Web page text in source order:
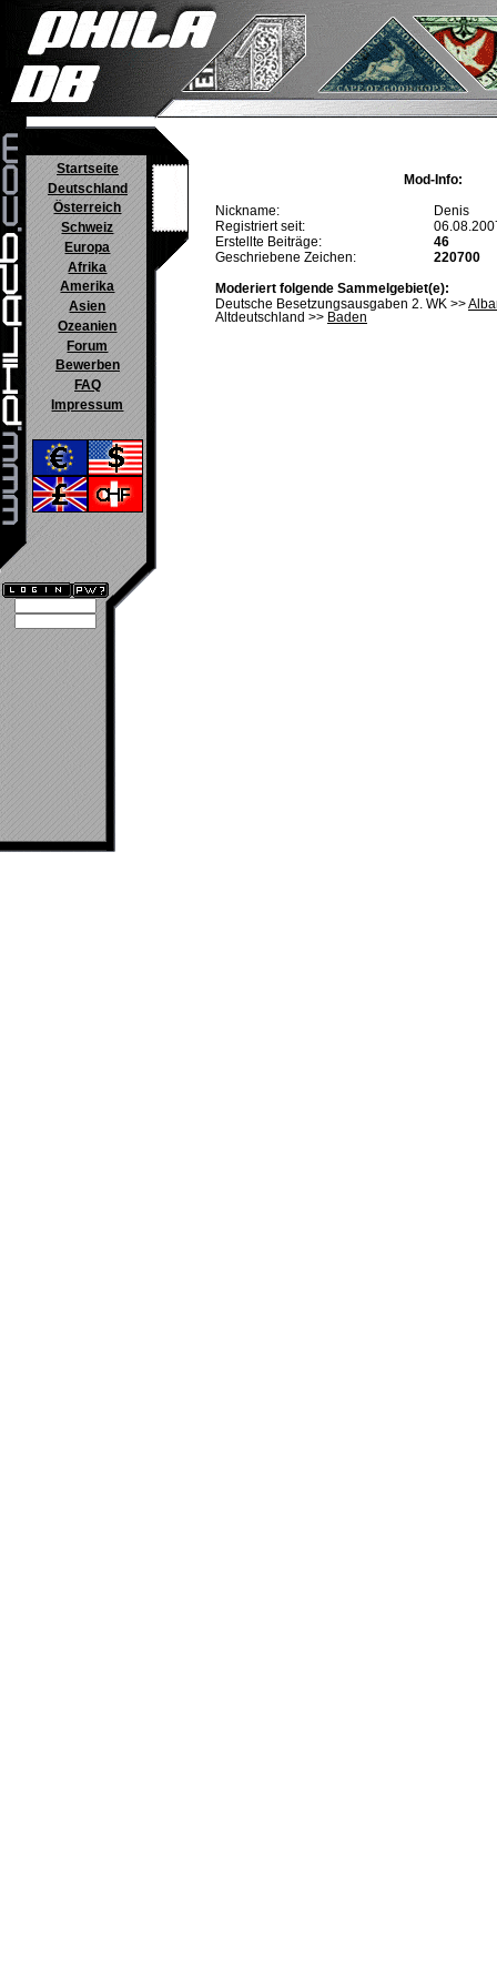
Startseite
Deutschland
Österreich
Schweiz
Europa
Afrika
Amerika
Asien
Ozeanien
Forum
Bewerben
FAQ
Impressum
Mod-Info:
Nickname:
Denis
Registriert seit:
Erstellte Beiträge:
46
Geschriebene Zeichen:
220700
Moderiert folgende Sammelgebiet(e):
Deutsche Besetzungsausgaben 2. WK >>
Altdeutschland >> Baden